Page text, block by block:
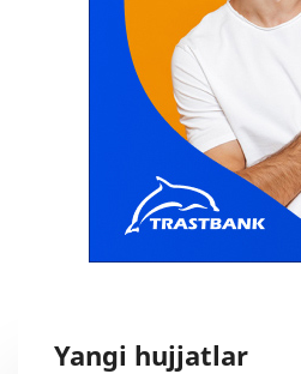
Yangi hujjatlar